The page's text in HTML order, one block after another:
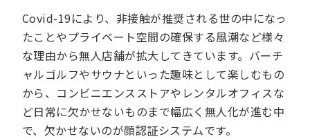
Covid-19により、非接触が推奨される世の中になっ
たことやプライベート空間の確保する風潮など様々
な理由から無人店舗が拡大してきています。バーチ
ャルゴルフやサウナといった趣味として楽しむもの
から、コンビニエンスストアやレンタルオフィスな
ど日常に欠かせないものまで幅広く無人化が進む中
で、欠かせないのが顔認証システムです。